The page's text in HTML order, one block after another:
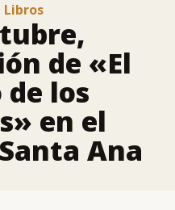
Libros
de «El
los
en el
Ana